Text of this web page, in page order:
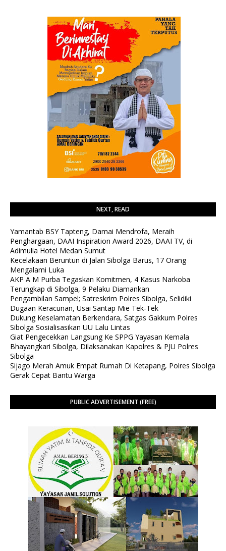
NEXT, READ
Yamantab BSY Tapteng, Damai Mendrofa, Meraih
Penghargaan, DAAI Inspiration Award 2026, DAAI TV, di
Adimulia Hotel Medan Sumut
Kecelakaan Beruntun di Jalan Sibolga Barus, 17 Orang
Mengalami Luka
AKP A M Purba Tegaskan Komitmen, 4 Kasus Narkoba
Terungkap di Sibolga, 9 Pelaku Diamankan
Pengambilan Sampel; Satreskrim Polres Sibolga, Selidiki
Dugaan Keracunan, Usai Santap Mie Tek-Tek
Dukung Keselamatan Berkendara, Satgas Gakkum Polres
Sibolga Sosialisasikan UU Lalu Lintas
Giat Pengecekkan Langsung Ke SPPG Yayasan Kemala
Bhayangkari Sibolga, Dilaksanakan Kapolres & PJU Polres
Sibolga
Sijago Merah Amuk Empat Rumah Di Ketapang, Polres Sibolga
Gerak Cepat Bantu Warga
PUBLIC ADVERTISEMENT (FREE)